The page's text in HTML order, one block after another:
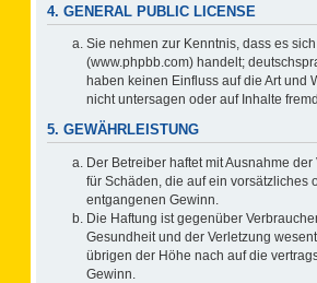
4. GENERAL PUBLIC LICENSE
Sie nehmen zur Kenntnis, dass es
(www.phpbb.com) handelt;
haben keinen Einfluss auf die Art und
nicht untersagen oder auf Inhalte
5. GEWÄHRLEISTUNG
Der Betreiber haftet mit Ausnahme
für Schäden, die auf ein vorsätzliches
entgangenen Gewinn.
Die Haftung ist gegenüber
Gesundheit und der Verletzung
übrigen der Höhe nach auf die
Gewinn.